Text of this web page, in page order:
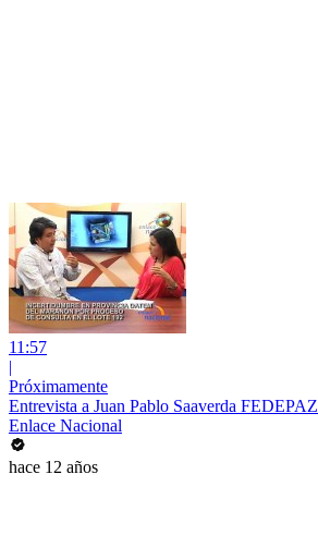
11:57
|
Próximamente
Entrevista a Juan Pablo Saaverda FEDEPAZ
Enlace Nacional
hace 12 años